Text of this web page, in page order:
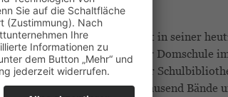
Domgymnasium fortbesteht.
Der Seminarraum Petrus geht in seiner
einen großzügigen Umbau der Dom­schule
Jahrhundert zurück, als er zur
die damals bereits mehrere tausend Bände